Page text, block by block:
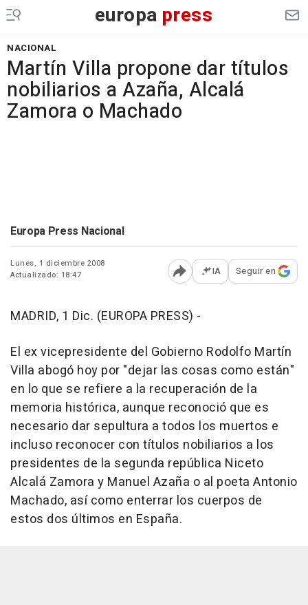
europa press
NACIONAL
Martín Villa propone dar títulos
nobiliarios a Azaña, Alcalá
Zamora o Machado
Europa Press Nacional
Lunes, 1 diciembre 2008
Actualizado: 18:47
Abrir opciones para
IA Seguir en
MADRID, 1 Dic. (EUROPA PRESS) -
El ex vicepresidente del Gobierno Rodolfo Martín
Villa abogó hoy por "dejar las cosas como están"
en lo que se refiere a la recuperación de la
memoria histórica, aunque reconoció que es
necesario dar sepultura a todos los muertos e
incluso reconocer con títulos nobiliarios a los
presidentes de la segunda república Niceto
Alcalá Zamora y Manuel Azaña o al poeta Antonio
Machado, así como enterrar los cuerpos de
estos dos últimos en España.